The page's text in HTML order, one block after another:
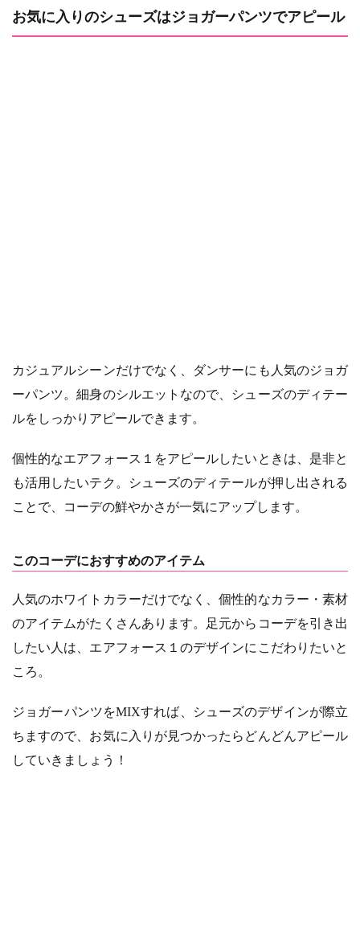
お気に入りのシューズはジョガーパンツでアピール
カジュアルシーンだけでなく、ダンサーにも人気のジョガ
ーパンツ。細身のシルエットなので、シューズのディテー
ルをしっかりアピールできます。
個性的なエアフォース１をアピールしたいときは、是非と
も活用したいテク。シューズのディテールが押し出される
ことで、コーデの鮮やかさが一気にアップします。
このコーデにおすすめのアイテム
人気のホワイトカラーだけでなく、個性的なカラー・素材
のアイテムがたくさんあります。足元からコーデを引き出
したい人は、エアフォース１のデザインにこだわりたいと
ころ。
ジョガーパンツをMIXすれば、シューズのデザインが際立
ちますので、お気に入りが見つかったらどんどんアピール
していきましょう！